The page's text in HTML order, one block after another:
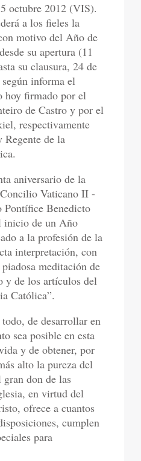
octubre 2012 (VIS).
a los fieles la
motivo del Año de
su apertura (11
su clausura, 24 de
informa el
hoy firmado por el
de Castro y por el
respectivamente
de la
aniversario de la
Vaticano II -
Pontífice Benedicto
inicio de un Año
a la profesión de la
interpretación, con
meditación de
y de los artículos del
Católica”.
de desarrollar en
sea posible en esta
y de obtener, por
alto la pureza del
don de las
en virtud del
ofrece a cuantos
cumplen
para